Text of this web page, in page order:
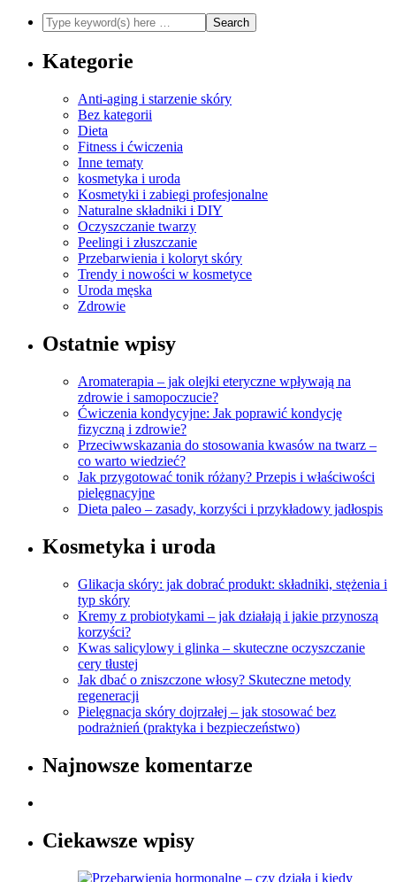
Kategorie
Anti-aging i starzenie skóry
Bez kategorii
Dieta
Fitness i ćwiczenia
Inne tematy
kosmetyka i uroda
Kosmetyki i zabiegi profesjonalne
Naturalne składniki i DIY
Oczyszczanie twarzy
Peelingi i złuszczanie
Przebarwienia i koloryt skóry
Trendy i nowości w kosmetyce
Uroda męska
Zdrowie
Ostatnie wpisy
Aromaterapia – jak olejki eteryczne wpływają na
zdrowie i samopoczucie?
Ćwiczenia kondycyjne: Jak poprawić kondycję
fizyczną i zdrowie?
Przeciwwskazania do stosowania kwasów na twarz –
co warto wiedzieć?
Jak przygotować tonik różany? Przepis i właściwości
pielęgnacyjne
Dieta paleo – zasady, korzyści i przykładowy jadłospis
Kosmetyka i uroda
Glikacja skóry: jak dobrać produkt: składniki, stężenia i
typ skóry
Kremy z probiotykami – jak działają i jakie przynoszą
korzyści?
Kwas salicylowy i glinka – skuteczne oczyszczanie
cery tłustej
Jak dbać o zniszczone włosy? Skuteczne metody
regeneracji
Pielęgnacja skóry dojrzałej – jak stosować bez
podrażnień (praktyka i bezpieczeństwo)
Najnowsze komentarze
Ciekawsze wpisy